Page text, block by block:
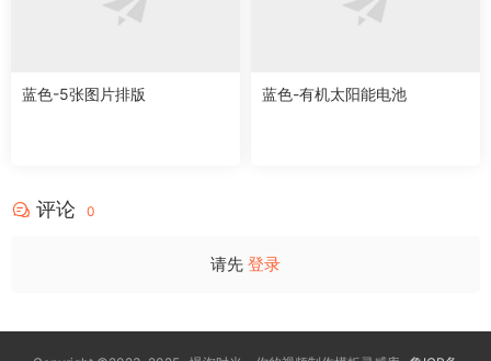
蓝色-5张图片排版 蓝色-有机太阳能电池
评论 0
请先 登录